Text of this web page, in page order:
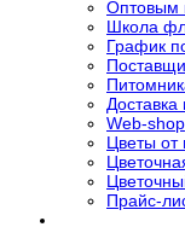
Оптовым
Школа
График
Доставка
Web-shop
Цветы от
Прайс-